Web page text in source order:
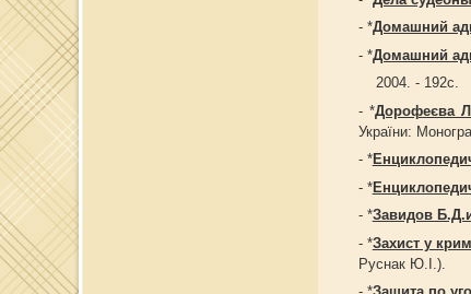
- *Домашний
- *Домашний
2004. - 192с.
- *Дорофеєва
України:
- *
- *
- *Завидов
- *Захист у
Руснак Ю.І.).